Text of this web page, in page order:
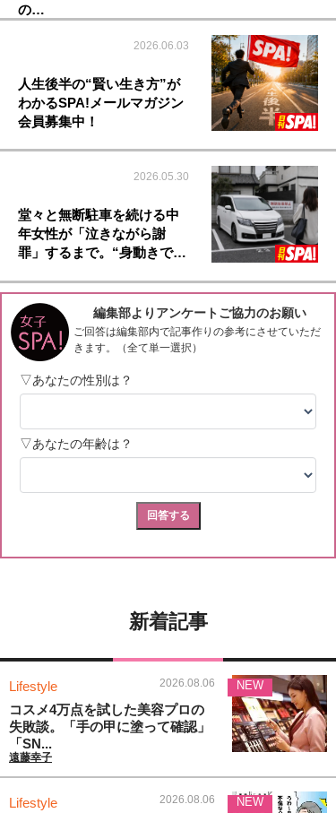
の…
2026.06.03
人生後半の“賢い生き方”が
わかるSPA!メールマガジン
会員募集中！
2026.05.30
堂々と無断駐車を続ける中
年女性が「泣きながら謝
罪」するまで。“身動きで…
新着記事
Lifestyle 2026.08.06
コスメ4万点を試した美容プロの
失敗談。「手の甲に塗って確認」
「SN...
遠藤幸子
NEW
Lifestyle 2026.08.06 NEW